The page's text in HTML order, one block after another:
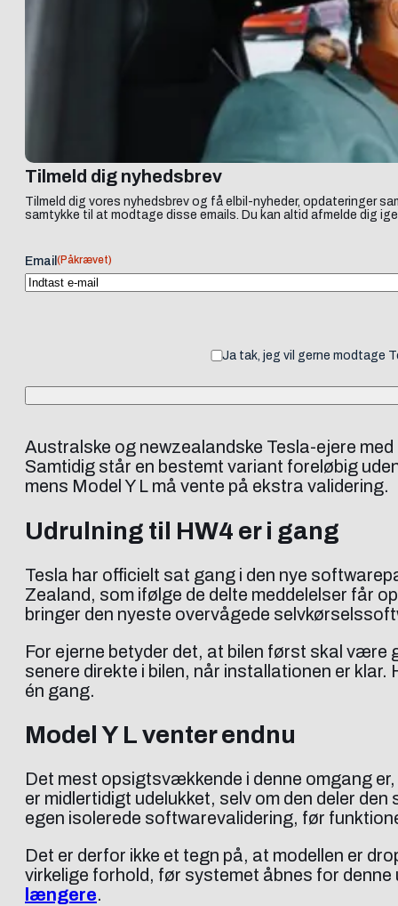
Tilmeld dig nyhedsbrev
Tilmeld dig vores nyhedsbrev og få elbil-nyheder, opdateringer
samtykke til at modtage disse emails. Du kan altid afmelde dig
Email (Påkrævet)
Ja tak, jeg vil gerne modtage
Australske og newzealandske Tesla-ejere
Samtidig står en bestemt variant foreløbig
mens Model Y L må vente på ekstra validering.
Udrulning til HW4 er i gang
Tesla har officielt sat gang i den nye
Zealand, som ifølge de delte meddelelser får
bringer den nyeste overvågede
For ejerne betyder det, at bilen først skal være
senere direkte i bilen, når installationen er
én gang.
Model Y L venter endnu
Det mest opsigtsvækkende i denne omgang
er midlertidigt udelukket, selv om den deler
egen isolerede softwarevalidering, før
Det er derfor ikke et tegn på, at modellen er
virkelige forhold, før systemet åbnes for
længere.